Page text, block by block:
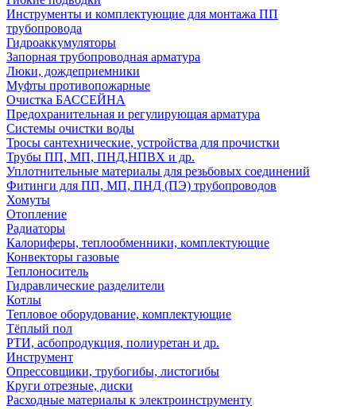
Инструменты и комплектующие для монтажа ПП
трубопровода
Гидроаккумуляторы
Запорная трубопроводная арматура
Люки, дождеприемники
Муфты противопожарные
Очистка БАССЕЙНА
Предохранительная и регулирующая арматура
Системы очистки воды
Тросы сантехнические, устройства для прочистки
Трубы ПП, МП, ПНД,НПВХ и др.
Уплотнительные материалы для резьбовых соединений
Фитинги для ПП, МП, ПНД (ПЭ) трубопроводов
Хомуты
Отопление
Радиаторы
Калориферы, теплообменники, комплектующие
Конвекторы газовые
Теплоноситель
Гидравлические разделители
Котлы
Тепловое оборудование, комплектующие
Тёплый пол
РТИ, асбопродукция, полиуретан и др.
Инструмент
Опрессовщики, трубогибы, листогибы
Круги отрезные, диски
Расходные материалы к электроинструменту